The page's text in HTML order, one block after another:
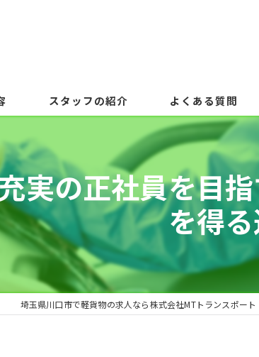
スタッフの紹介 よくある質問
実の正社員を目
を得
埼玉県川口市で軽貨物の求人なら株式会社MTトランスポート